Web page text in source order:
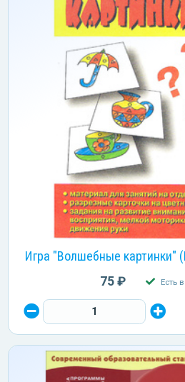
Игра "Волшебные картинки"
75 ₽ Есть